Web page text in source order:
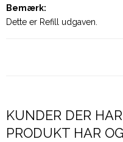
Bemærk:
Dette er Refill udgaven.
KUNDER DER
PRODUKT HAR